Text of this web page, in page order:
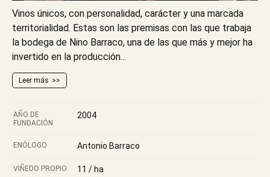
Vinos únicos, con personalidad, carácter y una marcada
territorialidad. Estas son las premisas con las que trabaja
la bodega de Nino Barraco, una de las que más y mejor ha
invertido en la producción...
Leer más
AÑO DE
FUNDACIÓN
2004
ENÓLOGO Antonio Barraco
VIÑEDO PROPIO: 11 / ha